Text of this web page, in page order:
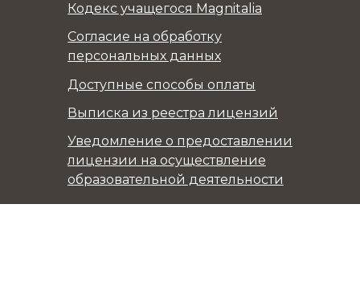
Кодекс учащегося Magnitalia
Уведомление о предоставлении
лицензии на осуществление
образовательной деятельности
Выписка из реестра лицензий
Доступные способы оплаты
Согласие на обработку
персональных данных